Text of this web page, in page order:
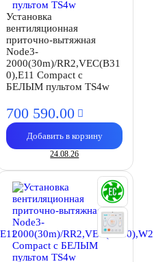
Установка
вентиляционная
приточно-вытяжная
Node3-
2000(30m)/RR2,VEC(B31
0),E11 Compact с
БЕЛЫМ пультом TS4w
700 590.00
Добавить в корзину
24.08.26